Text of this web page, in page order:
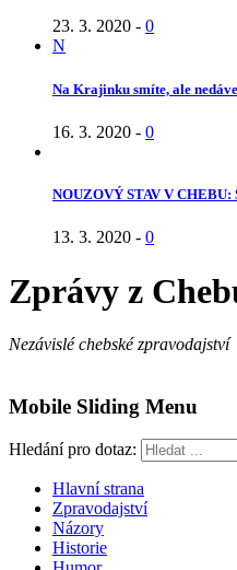
23. 3. 2020 - 0
N
Na Krajinku smíte, ale
16. 3. 2020 - 0
NOUZOVÝ STAV V
13. 3. 2020 - 0
Zprávy z
Nezávislé chebské zpravodajství
Mobile Sliding Menu
Hledání pro dotaz:
Hlavní strana
Zpravodajství
Názory
Historie